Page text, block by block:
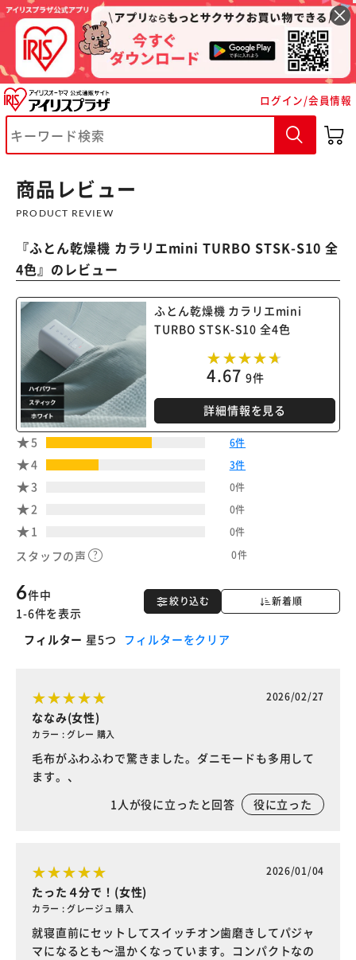
ログイン/会員情報
商品レビュー
PRODUCT REVIEW
『ふとん乾燥機 カラリエmini TURBO STSK-S10 全
4色』のレビュー
ふとん乾燥機 カラリエmini
TURBO STSK-S10 全4色
4.67 9件
詳細情報を見る
5 6件
4 3件
3 0件
2 0件
1 0件
スタッフの声 0件
絞り込む 新着順
6件中
1-6件を表示
フィルター 星5つ フィルターをクリア
2026/02/27
ななみ(女性)
カラー : グレー 購入
毛布がふわふわで驚きました。ダニモードも多用して
ます。、
1人が役に立ったと回答 役に立った
2026/01/04
たった４分で！(女性)
カラー : グレージュ 購入
就寝直前にセットしてスイッチオン歯磨きしてパジャ
マになるとも〜温かくなっています。コンパクトなの
※ご確認ください
カートに入れる